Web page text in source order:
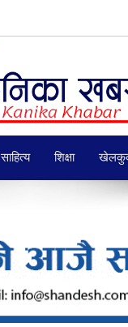
साहित्य शिक्षा